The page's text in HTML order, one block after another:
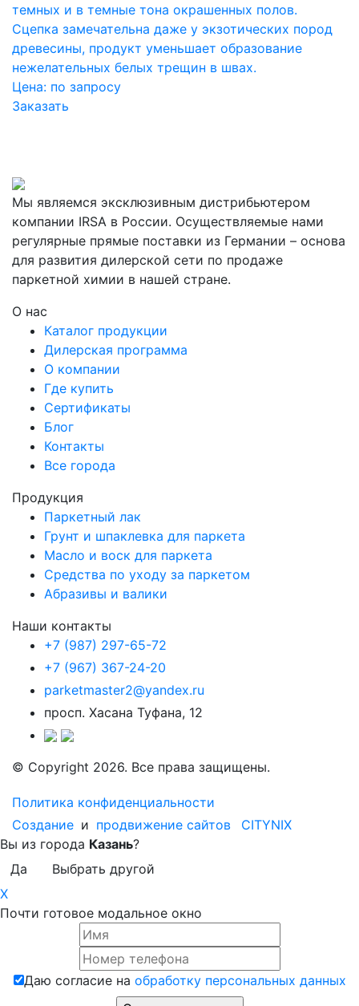
темных и в темные тона окрашенных полов.
Сцепка замечательна даже у экзотических пород
древесины, продукт уменьшает образование
нежелательных белых трещин в швах.
Цена: по запросу
Заказать
Мы являемся эксклюзивным дистрибьютером
компании IRSA в России. Осуществляемые нами
регулярные прямые поставки из Германии – основа
для развития дилерской сети по продаже
паркетной химии в нашей стране.
О нас
Каталог продукции
Дилерская программа
О компании
Где купить
Сертификаты
Блог
Контакты
Все города
Продукция
Паркетный лак
Грунт и шпаклевка для паркета
Масло и воск для паркета
Средства по уходу за паркетом
Абразивы и валики
Наши контакты
+7 (987) 297-65-72
+7 (967) 367-24-20
parketmaster2@yandex.ru
просп. Хасана Туфана, 12
© Copyright 2026. Все права защищены.
Политика конфиденциальности
Создание и продвижение сайтов
CITYNIX
Вы из города Казань?
Да
Выбрать другой
X
Почти готовое модальное окно
Даю согласие на обработку персональных данных